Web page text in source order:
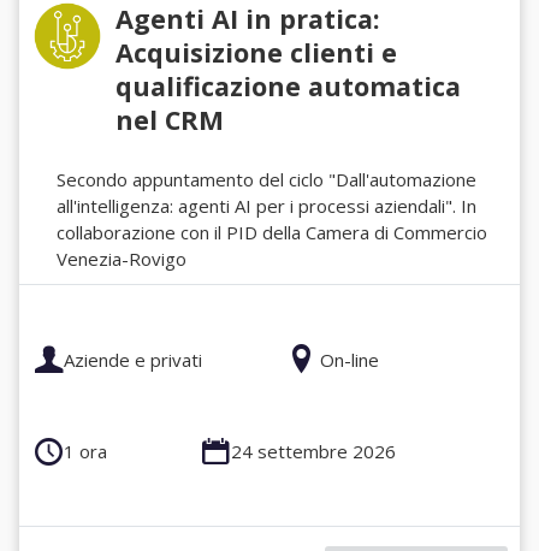
Agenti AI in pratica:
Acquisizione clienti e
qualificazione automatica
nel CRM
Secondo appuntamento del ciclo "Dall'automazione
all'intelligenza: agenti AI per i processi aziendali". In
collaborazione con il PID della Camera di Commercio
Venezia-Rovigo
Aziende e privati On-line
1 ora 24 settembre 2026